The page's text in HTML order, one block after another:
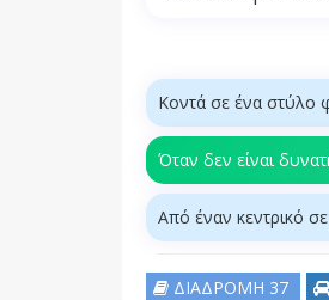
Κοντά σε ένα στύλο
Όταν δεν είναι
Από έναν κεντρικό
ΔΙΑΔΡΟΜΗ 37